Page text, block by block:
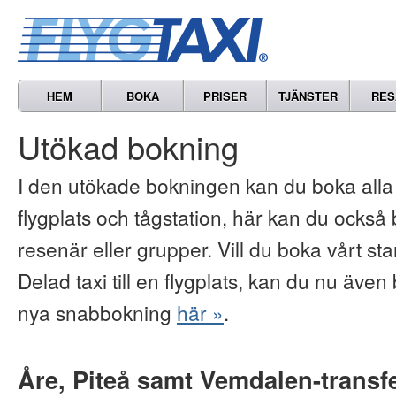
HEM BOKA PRISER TJÄNSTER
Utökad bokning
I den utökade bokningen kan du boka
flygplats och tågstation, här kan du
resenär eller grupper. Vill du boka vårt
Delad taxi till en flygplats, kan du nu
nya snabbokning här ».
Åre, Piteå samt Vemdalen-